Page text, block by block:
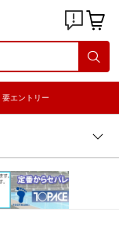
要エントリー